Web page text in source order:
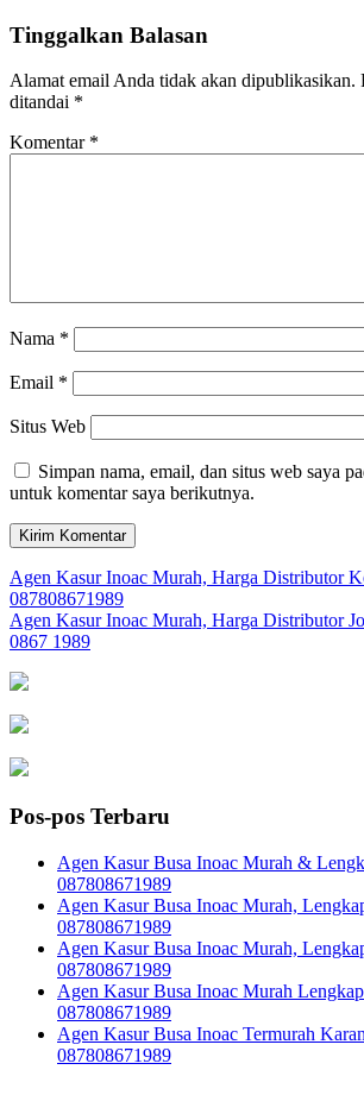
Tinggalkan Balasan
Alamat email Anda tidak akan dipublikasikan.
ditandai *
Komentar *
Nama *
Email *
Situs Web
Simpan nama, email, dan situs web saya
untuk komentar saya berikutnya.
Navigasi
pos
Agen Kasur Inoac Murah, Harga Distributor
087808671989
Agen Kasur Inoac Murah, Harga Distributor
0867 1989
Pos-pos Terbaru
Agen Kasur Busa Inoac Murah &
087808671989
Agen Kasur Busa Inoac Murah,
087808671989
Agen Kasur Busa Inoac Murah,
087808671989
Agen Kasur Busa Inoac Murah
087808671989
Agen Kasur Busa Inoac Termurah
087808671989